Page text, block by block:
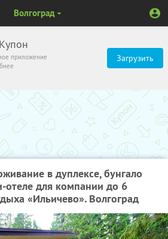
приложение
Загрузить
Волгоград
в дуплексе, бунгало
для компании до 6
«Ильичево». Волгоград